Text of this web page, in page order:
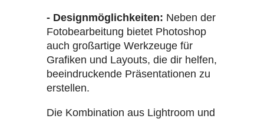
- Designmöglichkeiten: Neben der
Fotobearbeitung bietet Photoshop
auch großartige Werkzeuge für
Grafiken und Layouts, die dir helfen,
beeindruckende Präsentationen zu
erstellen.
Die Kombination aus Lightroom und